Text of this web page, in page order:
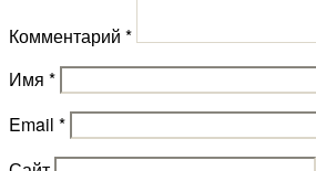
Комментарий *
Имя *
Email *